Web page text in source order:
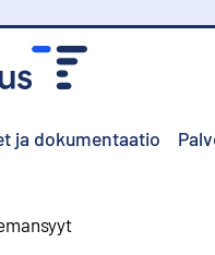
ja dokumentaatio